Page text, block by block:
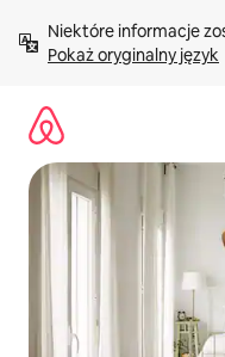
treści Pokaż oryginalny język